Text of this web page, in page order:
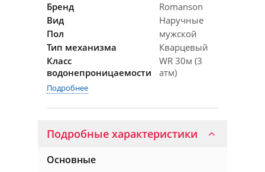
Бренд
Romanson
Вид
Наручные
Пол
мужской
Тип механизма
Кварцевый
Класс
водонепроницаемости
WR 30м (3
атм)
Подробнее
Подробные характеристики
Основные